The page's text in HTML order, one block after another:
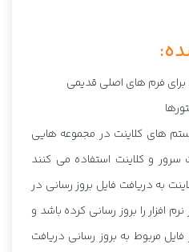
برای فرم های اصلی قدیمی
های کلاینت در مجموعه هایی
سرور و کلاینت استفاده می کنند
به دریافت فایل بروز رسانی در
افزار را بروز رسانی کرده باشد و
مربوط به بروز رسانی دریافت